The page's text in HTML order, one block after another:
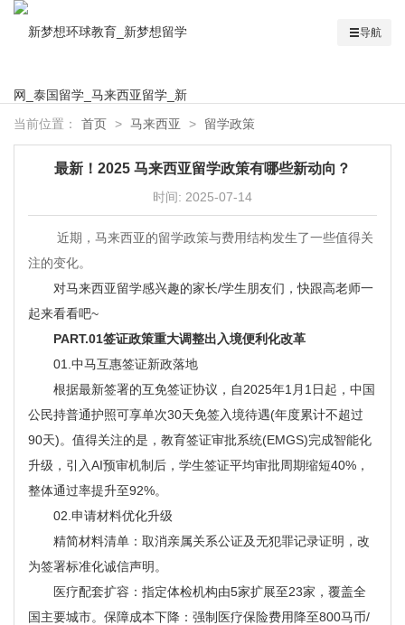
导航
当前位置： 首页 > 马来西亚 > 留学政策
最新！2025 马来西亚留学政策有哪些新动向？
时间: 2025-07-14
近期，马来西亚的留学政策与费用结构发生了一些值得关
注的变化。
对马来西亚留学感兴趣的家长/学生朋友们，快跟高老师一
起来看看吧~
PART.01签证政策重大调整出入境便利化改革
01.中马互惠签证新政落地
根据最新签署的互免签证协议，自2025年1月1日起，中国
公民持普通护照可享单次30天免签入境待遇(年度累计不超过
90天)。值得关注的是，教育签证审批系统(EMGS)完成智能化
升级，引入AI预审机制后，学生签证平均审批周期缩短40%，
整体通过率提升至92%。
02.申请材料优化升级
精简材料清单：取消亲属关系公证及无犯罪记录证明，改
为签署标准化诚信声明。
医疗配套扩容：指定体检机构由5家扩展至23家，覆盖全
国主要城市。保障成本下降：强制医疗保险费用降至800马币/